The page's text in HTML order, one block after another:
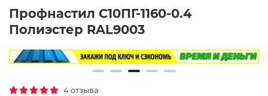
Профнастил С10ПГ-1160-0.4
Полиэстер RAL9003
4 отзыва